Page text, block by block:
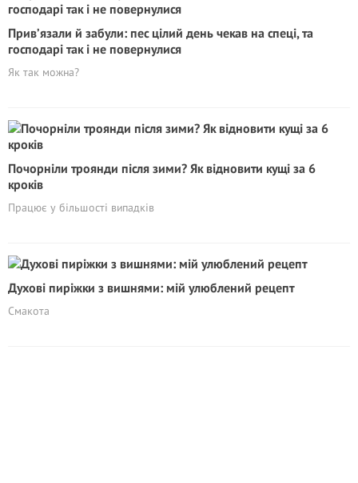
Прив’язали й забули: пес цілий день чекав на спеці, та
господарі так і не повернулися
Як так можна?
Почорніли троянди після зими? Як відновити кущі за 6
кроків
Працює у більшості випадків
Духові пиріжки з вишнями: мій улюблений рецепт
Смакота